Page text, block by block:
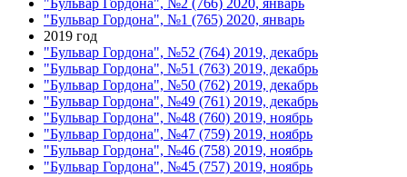
"Бульвар Гордона", №1 (765) 2020, январь
2019 год
"Бульвар Гордона", №52 (764) 2019, декабрь
"Бульвар Гордона", №51 (763) 2019, декабрь
"Бульвар Гордона", №50 (762) 2019, декабрь
"Бульвар Гордона", №49 (761) 2019, декабрь
"Бульвар Гордона", №48 (760) 2019, ноябрь
"Бульвар Гордона", №47 (759) 2019, ноябрь
"Бульвар Гордона", №46 (758) 2019, ноябрь
"Бульвар Гордона", №45 (757) 2019, ноябрь